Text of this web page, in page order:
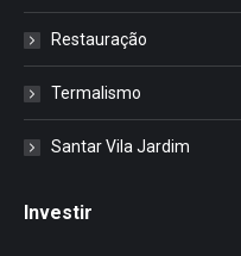
Restauração
Termalismo
Santar Vila Jardim
Investir